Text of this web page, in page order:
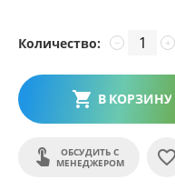
Количество: +
−
В КОРЗИНУ
ОБСУДИТЬ С
МЕНЕДЖЕРОМ